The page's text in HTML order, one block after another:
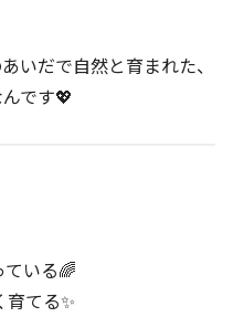
いだで自然と育まれた、
です💖
いる🌈
てる✨